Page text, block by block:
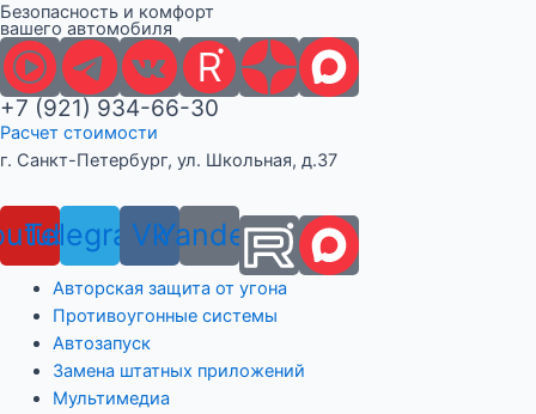
Безопасность и комфорт
вашего автомобиля
+7 (921) 934-66-30
Расчет стоимости
г. Санкт-Петербург, ул. Школьная, д.37
Telegram
VkYandex
Авторская защита от угона
Противоугонные системы
Автозапуск
Замена штатных приложений
Мультимедиа